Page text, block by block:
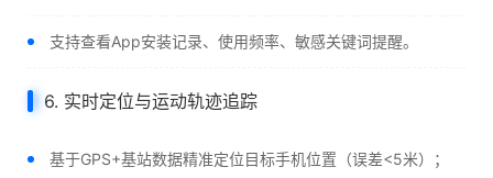
支持查看App安装记录、使用频率、敏感关键词提醒。
6. 实时定位与运动轨迹追踪
基于GPS+基站数据精准定位目标手机位置（误差<5米）；